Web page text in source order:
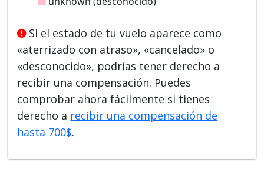
Si el estado de tu vuelo aparece como
«aterrizado con atraso», «cancelado» o
«desconocido», podrías tener derecho a
recibir una compensación. Puedes
comprobar ahora fácilmente si tienes
derecho a recibir una compensación de
hasta 700$.